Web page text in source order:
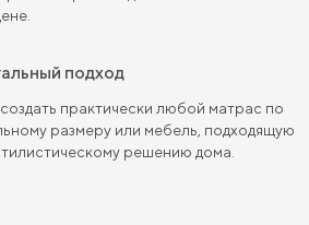
Кровати 80х190 см
Кровати 120х190 см
Кровати 160х190 см
Кровати 200х190 см
подход
практически любой матрас по
размеру или мебель, подходящую
решению дома.